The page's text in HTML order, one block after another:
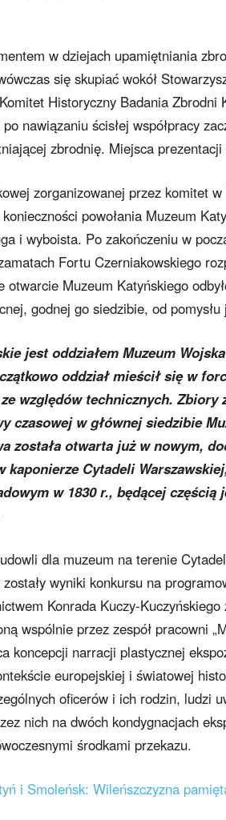
w dziejach upamiętniania
się skupiać wokół
Historyczny Badania Zbrodni
nawiązaniu ścisłej współpracy
zbrodnię. Miejsca
zorganizowanej przez komitet
powołania Muzeum
i wyboista. Po zakończeniu w
Fortu Czerniakowskiego
otwarcie Muzeum Katyńskiego
godnej go siedzibie, od
jest oddziałem Muzeum
oddział mieścił się w
względów technicznych.
czasowej w głównej siedzibie
została otwarta już w nowym,
kaponierze Cytadeli
w 1830 r., będącej
dla muzeum na terenie
zostały wyniki konkursu na
Konrada Kuczy-
wspólnie przez zespół pracowni
koncepcji narracji plastycznej
europejskiej i światowej
oficerów i ich rodzin, ludzi
nich na dwóch kondygnacjach
środkami przekazu.
i Smoleńsk: Wileńszczyzna